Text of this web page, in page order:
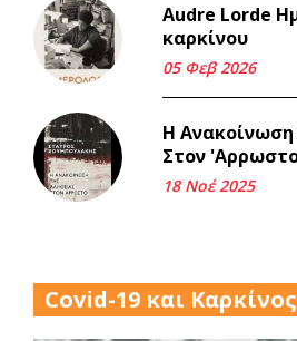
Audre Lorde
καρκίνου
05 Φεβ 2026
Η Ανακοίνωση
Στον
18 Νοέ 2025
Iμάντες και
(βαποράκια)
δεύτερον,
06 Φεβ 2026
Covid-19 και Καρκίνος